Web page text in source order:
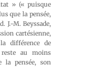
» (« puisque
que la pensée,
J.-M. Beyssade,
cartésienne,
différence de
reste au moins
la pensée, son